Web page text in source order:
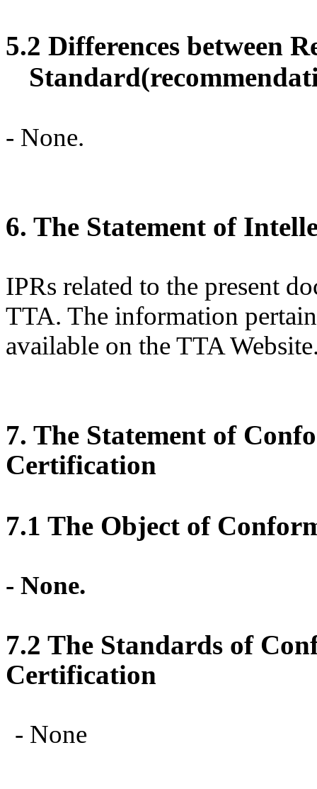
5.2 Differences between
- None.
6. The Statement of
IPRs related to the present
TTA. The information
available on the TTA
7. The Statement of
Certification
7.1 The Object of
- None.
7.2 The Standards of
Certification
- None